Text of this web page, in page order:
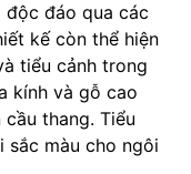
độc đáo qua các
kế còn thể hiện
tiểu cảnh trong
kính và gỗ cao
thang. Tiểu
sắc màu cho ngôi